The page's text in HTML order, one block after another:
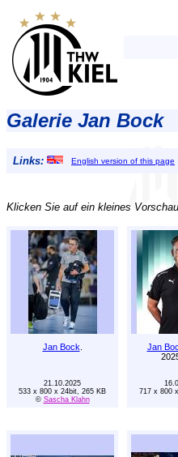
Galerie Jan Bock
Links: English version of this page
Klicken Sie auf ein kleines
Jan Bock Jan
21.10.2025
533 x 800 x 24bit, 265 KB
© Sascha Klahn
717 x 800